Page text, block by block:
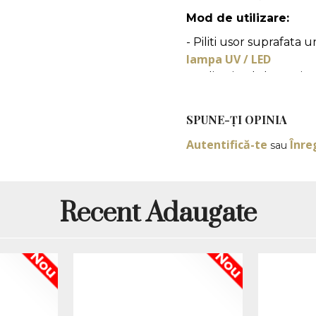
Mod de utilizare:
- Piliti usor suprafata
lampa UV / LED
- Aplicati gelul sau oja
*Produsele prezentate
minore de la pozele si
functie de actualizarile
SPUNE-ŢI OPINIA
Autentifică-te sau
Recent Adaugate
Nou Nou